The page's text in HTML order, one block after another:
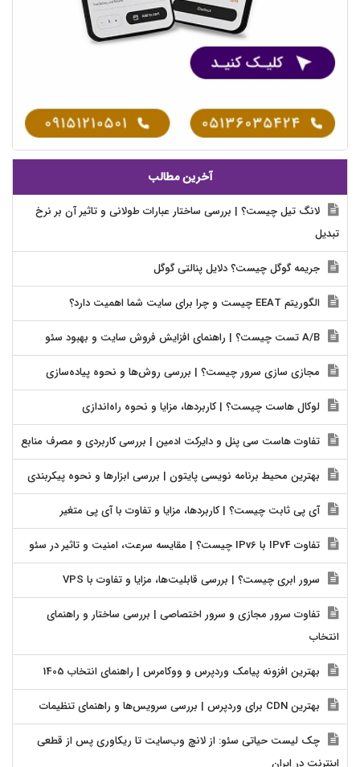
آخرین مطالب
لانگ تیل چیست؟ | بررسی ساختار عبارات طولانی و تاثیر آن بر نرخ
تبدیل
جریمه گوگل چیست؟ دلایل پنالتی گوگل
الگوریتم EEAT چیست و چرا برای سایت شما اهمیت دارد؟
مجازی سازی سرور چیست؟ | بررسی روش‌ها و نحوه پیاده‌سازی
لوکال هاست چیست؟ | کاربردها، مزایا و نحوه راه‌اندازی
تفاوت هاست سی پنل و دایرکت ادمین | بررسی کاربردی و مصرف منابع
بهترین محیط برنامه نویسی پایتون | بررسی ابزارها و نحوه پیکربندی
آی پی ثابت چیست؟ | کاربردها، مزایا و تفاوت با آی پی متغیر
تفاوت IPv4 با IPv6 چیست؟ | مقایسه سرعت، امنیت و تاثیر در سئو
سرور ابری چیست؟ | بررسی قابلیت‌ها، مزایا و تفاوت با VPS
تفاوت سرور مجازی و سرور اختصاصی | بررسی ساختار و راهنمای
انتخاب
بهترین افزونه پیامک وردپرس و ووکامرس | راهنمای انتخاب 1405
بهترین CDN برای وردپرس | بررسی سرویس‌ها و راهنمای تنظیمات
چک لیست حیاتی سئو: از لانچ وب‌سایت تا ریکاوری پس از قطعی
اینترنت در ایران